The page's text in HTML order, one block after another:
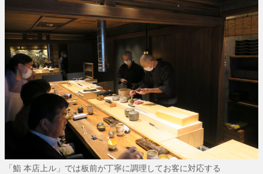
「鮨 本店上ル」では板前が丁寧に調理してお客に対応する